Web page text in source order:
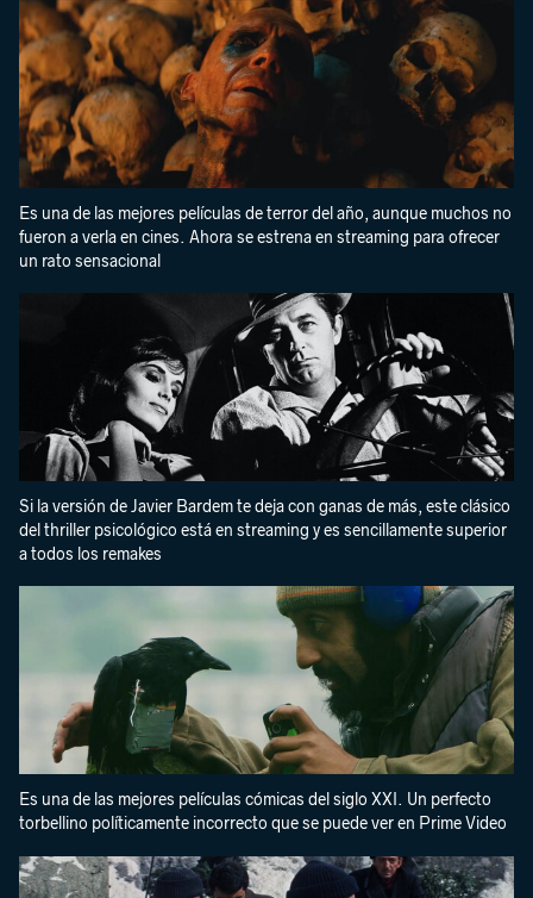
Es una de las mejores películas de terror del año, aunque muchos no
fueron a verla en cines. Ahora se estrena en streaming para ofrecer
un rato sensacional
Si la versión de Javier Bardem te deja con ganas de más, este clásico
del thriller psicológico está en streaming y es sencillamente superior
a todos los remakes
Es una de las mejores películas cómicas del siglo XXI. Un perfecto
torbellino políticamente incorrecto que se puede ver en Prime Video